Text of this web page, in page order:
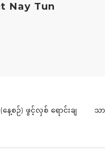
Nay Tun
စဉ်) ဖွင့်လှစ် ရောင်းချ
သာ